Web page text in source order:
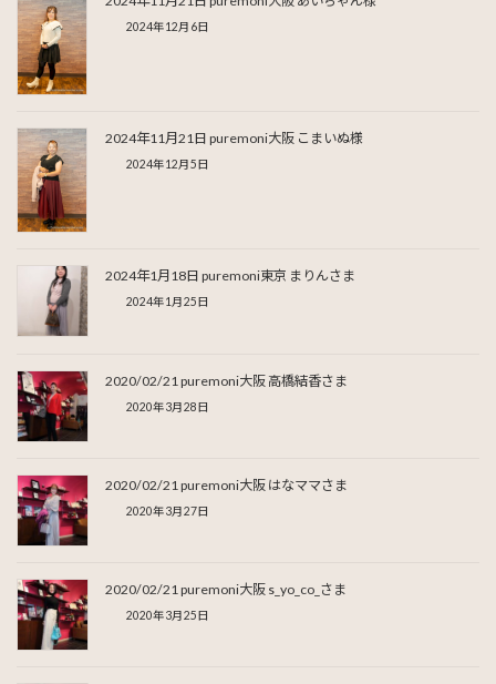
2024年12月6日
2024年11月21日 puremoni大阪 こまいぬ様
2024年12月5日
2024年1月18日 puremoni東京 まりんさま
2024年1月25日
2020/02/21 puremoni大阪 高橋結香さま
2020年3月28日
2020/02/21 puremoni大阪 はなママさま
2020年3月27日
2020/02/21 puremoni大阪 s_yo_co_さま
2020年3月25日